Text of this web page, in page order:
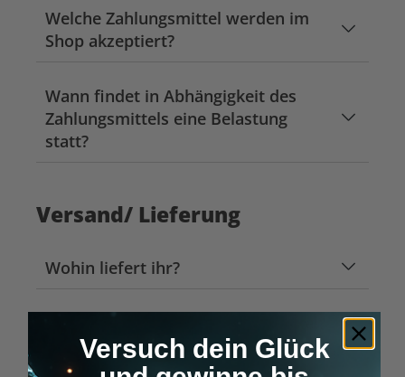
Welche Zahlungsmittel werden im
Shop akzeptiert?
Wann findet in Abhängigkeit des
Zahlungsmittels eine Belastung
statt?
Versand/ Lieferung
Wohin liefert ihr?
Versuch dein Glück